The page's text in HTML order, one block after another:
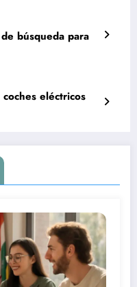
búsqueda para
eléctricos